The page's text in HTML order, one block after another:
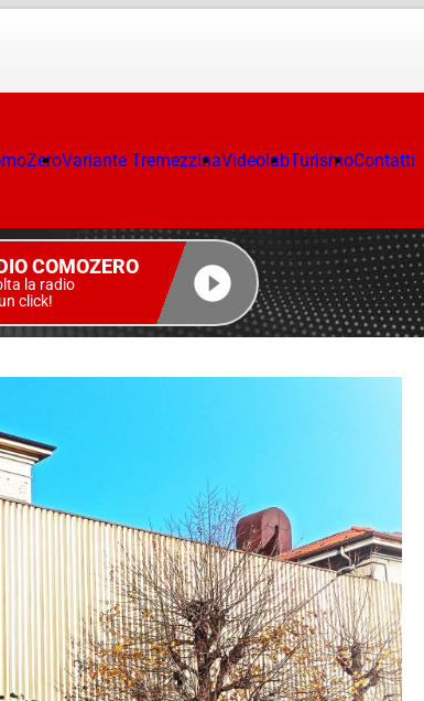
Variante TremezzinaVideolabTurismoContatti
COMOZERO
la radio
click!